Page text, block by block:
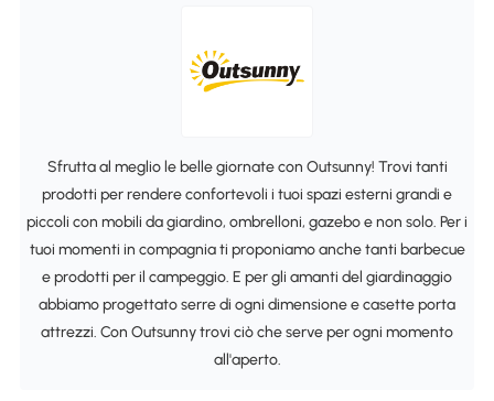
Sfrutta al meglio le belle giornate con Outsunny! Trovi tanti
prodotti per rendere confortevoli i tuoi spazi esterni grandi e
piccoli con mobili da giardino, ombrelloni, gazebo e non solo. Per i
tuoi momenti in compagnia ti proponiamo anche tanti barbecue
e prodotti per il campeggio. E per gli amanti del giardinaggio
abbiamo progettato serre di ogni dimensione e casette porta
attrezzi. Con Outsunny trovi ciò che serve per ogni momento
all'aperto.